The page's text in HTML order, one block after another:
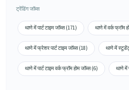
ट्रेंडिंग जॉब्स
थाणे में पार्ट टाइम जॉब्स (171) थाणे में वर्क फ्रॉम
थाणे में फ्रेशर पार्ट टाइम जॉब्स (18) थाणे में
थाणे में पार्ट टाइम वर्क फ्रॉम होम जॉब्स (6) थाणे में